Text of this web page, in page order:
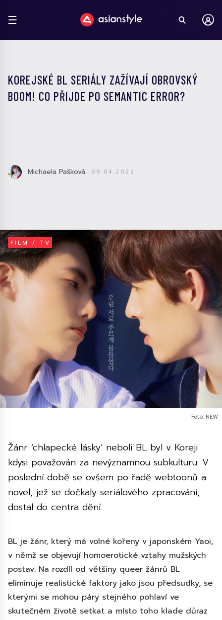
KOREJSKÉ BL SERIÁLY ZAŽÍVAJÍ OBROVSKÝ
BOOM! CO PŘIJDE PO SEMANTIC ERROR?
Michaela Pašková 09.04.2022
FILM / TV
Foto: NEW
Žánr ‘chlapecké lásky’ neboli BL byl v Koreji
kdysi považován za nevýznamnou subkulturu. V
poslední době se ovšem po řadě webtoonů a
novel, jež se dočkaly seriálového zpracování,
dostal do centra dění.
BL je žánr, který má volné kořeny v japonském Yaoi,
v němž se objevují homoerotické vztahy mužských
postav. Na rozdíl od většiny queer žánrů BL
eliminuje realistické faktory jako jsou předsudky, se
kterými se mohou páry stejného pohlaví ve
skutečném životě setkat a místo toho klade důraz